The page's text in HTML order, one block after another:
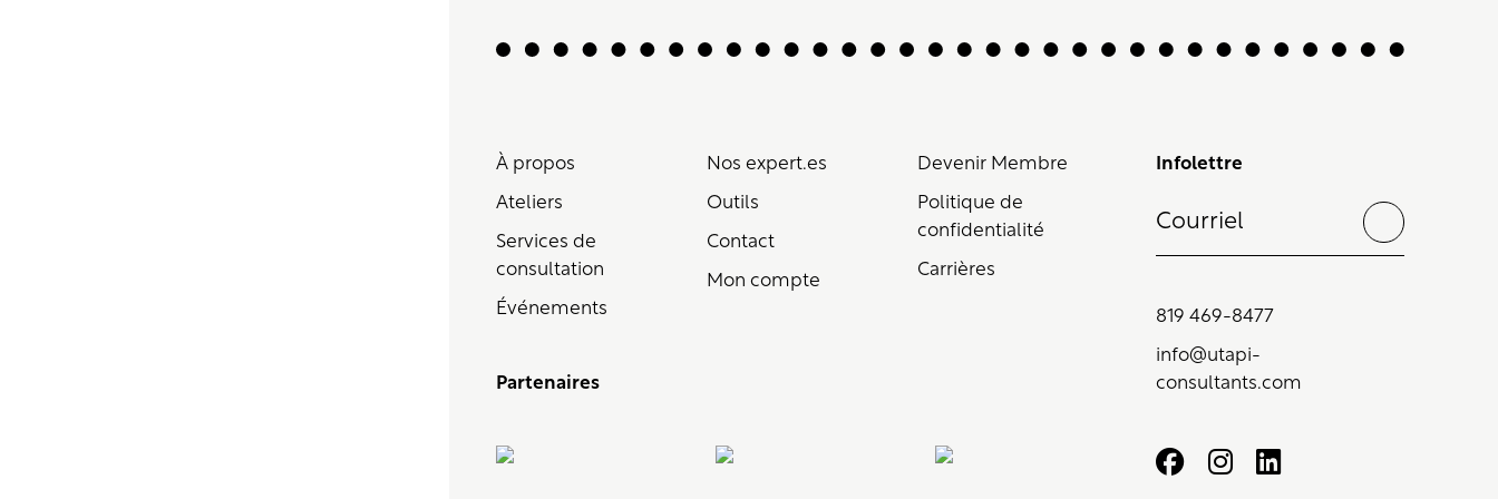
À propos
Ateliers
Services de
consultation
Événements
Nos expert.es
Outils
Contact
Mon compte
Devenir Membre
Politique de
confidentialité
Carrières
Partenaires
Infolettre
819 469-8477
info@utapi-
consultants.com